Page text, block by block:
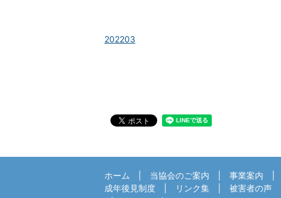
202203
ホーム 当協会のご案内 事業案内
成年後見制度
リンク集 被害者の声